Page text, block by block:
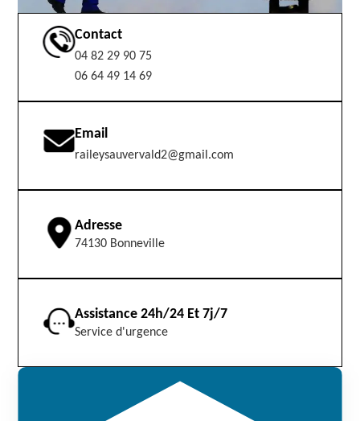
Contact
04 82 29 90 75
06 64 49 14 69
Email
raileysauvervald2@gmail.com
Adresse
74130 Bonneville
Assistance 24h/24 Et 7j/7
Service d'urgence